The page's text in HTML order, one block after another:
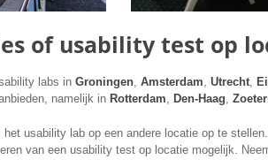
of usability test op
labs in Groningen, Amsterdam, Utrecht,
namelijk in Rotterdam, Den-Haag,
usability lab op een andere locatie op te
van een usability test op locatie mogelijk.